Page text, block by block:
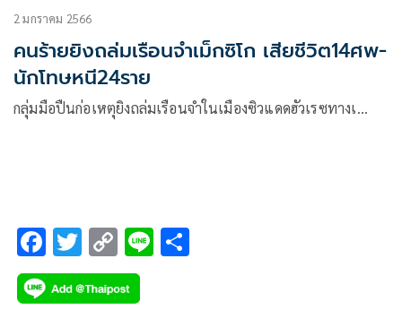
2 มกราคม 2566
คนร้ายยิงถล่มเรือนจำเม็กซิโก เสียชีวิต14ศพ-
นักโทษหนี24ราย
กลุ่มมือปืนก่อเหตุยิงถล่มเรือนจำในเมืองซิวแดดฮัวเรซทางเ…
F
ac
e
T
wi
tt
C
o
p
Li